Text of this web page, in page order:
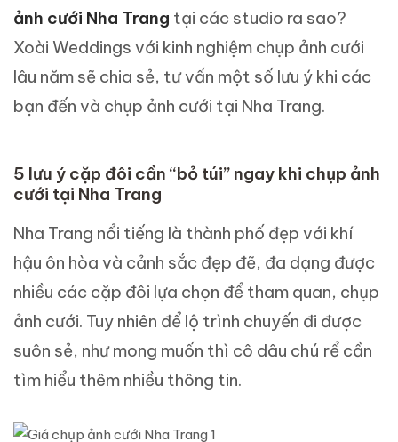
ảnh cưới Nha Trang tại các studio ra sao?
Xoài Weddings với kinh nghiệm chụp ảnh cưới
lâu năm sẽ chia sẻ, tư vấn một số lưu ý khi các
bạn đến và chụp ảnh cưới tại Nha Trang.
5 lưu ý cặp đôi cần “bỏ túi” ngay khi chụp ảnh
cưới tại Nha Trang
Nha Trang nổi tiếng là thành phố đẹp với khí
hậu ôn hòa và cảnh sắc đẹp đẽ, đa dạng được
nhiều các cặp đôi lựa chọn để tham quan, chụp
ảnh cưới. Tuy nhiên để lộ trình chuyến đi được
suôn sẻ, như mong muốn thì cô dâu chú rể cần
tìm hiểu thêm nhiều thông tin.